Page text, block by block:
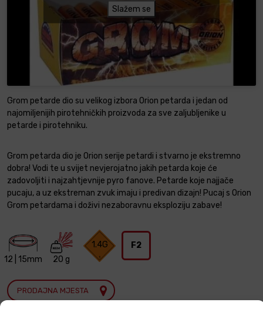
Slažem se
Grom petarde dio su velikog izbora Orion petarda i jedan od
najomiljenijih pirotehničkih proizvoda za sve zaljubljenike u
petarde i pirotehniku.
Grom petarda dio je Orion serije petardi i stvarno je ekstremno
dobra! Vodi te u svijet nevjerojatno jakih petarda koje će
zadovoljiti i najzahtjevnije pyro fanove. Petarde koje najjače
pucaju, a uz ekstreman zvuk imaju i predivan dizajn! Pucaj s Orion
Grom petardama i doživi nezaboravnu eksploziju zabave!
12 | 15mm 20 g
1.4G F2
PRODAJNA MJESTA